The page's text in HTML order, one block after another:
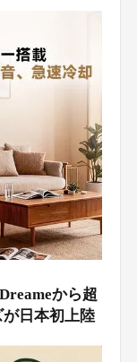
から超
日本初上陸